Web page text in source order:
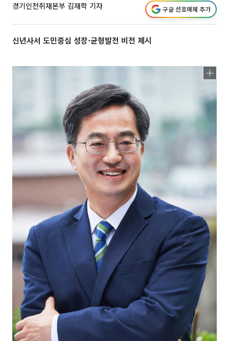
경기인천취재본부 김재학 기자 구글 선호매체 추가
신년사서 도민중심 성장·균형발전 비전 제시